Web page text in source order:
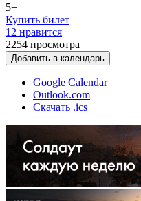
5+
Купить билет
12 нравится
2254 просмотра
Добавить в календарь
Google Calendar
Outlook.com
Скачать .ics